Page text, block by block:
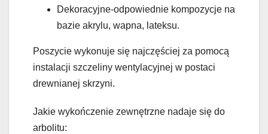
Dekoracyjne-odpowiednie kompozycje na
bazie akrylu, wapna, lateksu.
Poszycie wykonuje się najczęściej za pomocą
instalacji szczeliny wentylacyjnej w postaci
drewnianej skrzyni.
Jakie wykończenie zewnętrzne nadaje się do
arbolitu: